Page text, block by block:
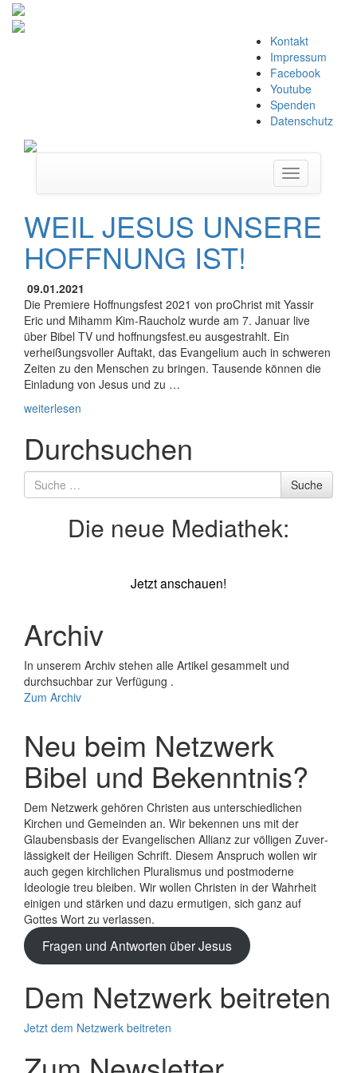
Kontakt
Impressum
Facebook
Youtube
Spenden
Datenschutz
Navigation
umschalten
WEIL JESUS UNSERE
HOFFNUNG IST!
09.01.2021
Die Premiere Hoffnungsfest 2021 von proChrist mit Yassir
Eric und Mihamm Kim-Raucholz wurde am 7. Januar live
über Bibel TV und hoffnungsfest.eu ausgestrahlt. Ein
verheißungsvoller Auftakt, das Evangelium auch in schweren
Zeiten zu den Menschen zu bringen. Tausende können die
Einladung von Jesus und zu …
weiterlesen
Durchsuchen
Suche
nach
Suche
Die neue Mediathek:
Jetzt anschauen!
Archiv
In unserem Archiv stehen alle Artikel gesammelt und
durchsuchbar zur Verfügung .
Zum Archiv
Neu beim Netzwerk
Bibel und Bekenntnis?
Dem Netzwerk gehören Christen aus unterschiedlichen
Kirchen und Gemeinden an. Wir bekennen uns mit der
Glaubens­basis der Evange­lischen Allianz zur völligen Zuver­
lässigkeit der Heiligen Schrift. Diesem Anspruch wollen wir
auch gegen kirchlichen Plura­lismus und post­moderne
Ideologie treu bleiben. Wir wollen Christen in der Wahrheit
einigen und stärken und dazu ermutigen, sich ganz auf
Gottes Wort zu verlassen.
Fragen und Antworten über Jesus
Dem Netzwerk beitreten
Jetzt dem Netzwerk beitreten